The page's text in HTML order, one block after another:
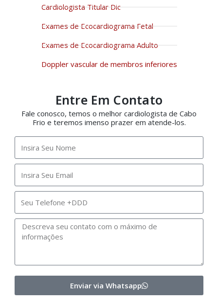
Cardiologista Titular Dic
Exames de Ecocardiograma Fetal
Exames de Ecocardiograma Adulto
Doppler vascular de membros inferiores
Entre Em Contato
Fale conosco, temos o melhor cardiologista de Cabo
Frio e teremos imenso prazer em atende-los.
Enviar via Whatsapp